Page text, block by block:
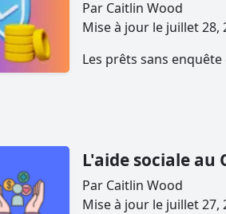
Par Caitlin Wood
Mise à jour le
Les prêts sans
L'aide sociale au
Par Caitlin Wood
Mise à jour le